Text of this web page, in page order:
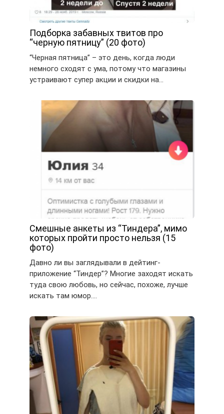
Подборка забавных твитов про
“черную пятницу” (20 фото)
“Черная пятница” – это день, когда люди
немного сходят с ума, потому что магазины
устраивают супер акции и скидки на…
Смешные анкеты из “Тиндера”, мимо
которых пройти просто нельзя (15
фото)
Давно ли вы заглядывали в дейтинг-
приложение “Тиндер”? Многие заходят искать
туда свою любовь, но сейчас, похоже, лучше
искать там юмор….